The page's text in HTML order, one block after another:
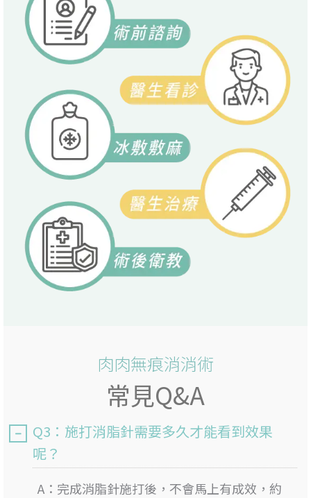
肉肉無痕消消術
常見Q&A
Q3：施打消脂針需要多久才能看到效果
呢？
A：完成消脂針施打後，不會馬上有成效，約